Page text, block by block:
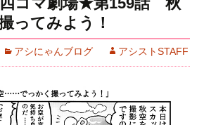
ってみよう！
アシにゃんブログ アシストSTAFF